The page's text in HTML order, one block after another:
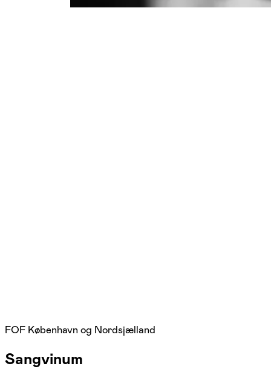
FOF København og Nordsjælland
Sangvinum